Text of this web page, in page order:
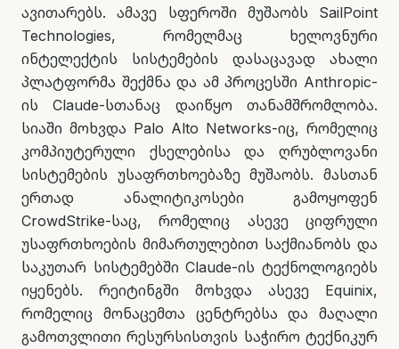
ავითარებს. ამავე სფეროში მუშაობს SailPoint
Technologies, რომელმაც ხელოვნური
ინტელექტის სისტემების დასაცავად ახალი
პლატფორმა შექმნა და ამ პროცესში Anthropic-
ის Claude-სთანაც დაიწყო თანამშრომლობა.
სიაში მოხვდა Palo Alto Networks-იც, რომელიც
კომპიუტერული ქსელებისა და ღრუბლოვანი
სისტემების უსაფრთხოებაზე მუშაობს. მასთან
ერთად ანალიტიკოსები გამოყოფენ
CrowdStrike-საც, რომელიც ასევე ციფრული
უსაფრთხოების მიმართულებით საქმიანობს და
საკუთარ სისტემებში Claude-ის ტექნოლოგიებს
იყენებს. რეიტინგში მოხვდა ასევე Equinix,
რომელიც მონაცემთა ცენტრებსა და მაღალი
გამოთვლითი რესურსისთვის საჭირო ტექნიკურ